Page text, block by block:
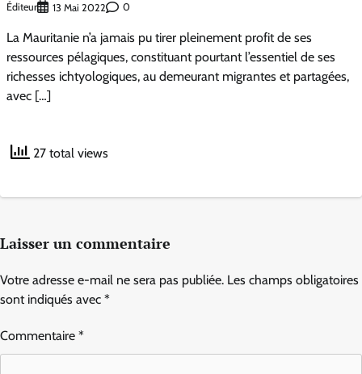
Éditeur 13 Mai 2022 0
La Mauritanie n’a jamais pu tirer pleinement profit de ses
ressources pélagiques, constituant pourtant l’essentiel de ses
richesses ichtyologiques, au demeurant migrantes et partagées,
avec […]
27 total views
Laisser un commentaire
Votre adresse e-mail ne sera pas publiée. Les champs obligatoires
sont indiqués avec *
Commentaire *